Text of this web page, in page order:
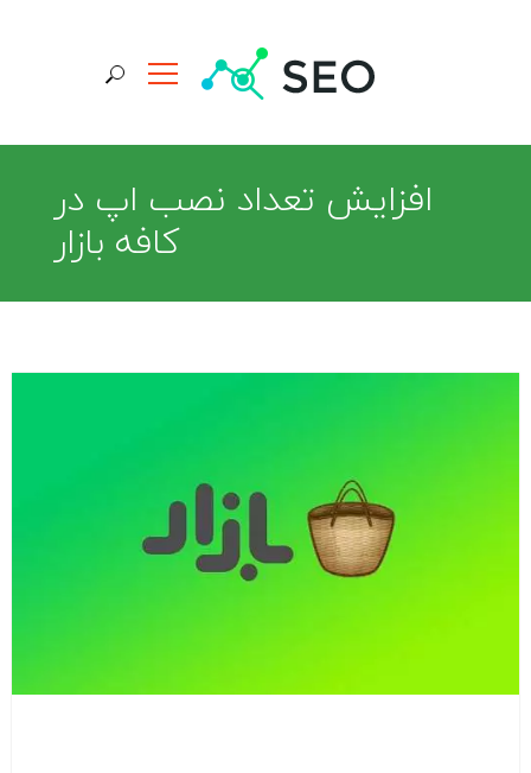
جستجو برای:
افزایش تعداد نصب اپ در
کافه بازار